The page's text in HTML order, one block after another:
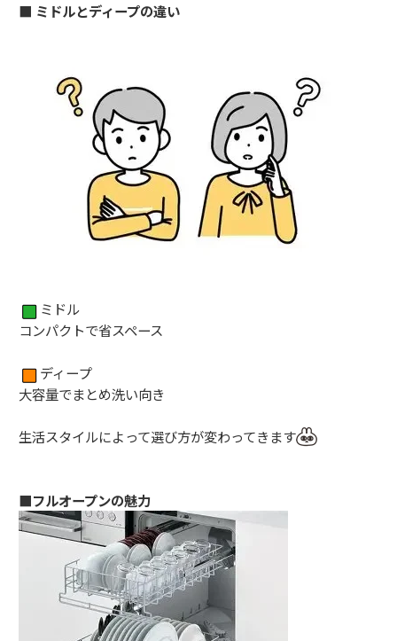
■ ミドルとディープの違い
ミドル
コンパクトで省スペース
ディープ
大容量でまとめ洗い向き
生活スタイルによって選び方が変わってきます
■フルオープンの魅力